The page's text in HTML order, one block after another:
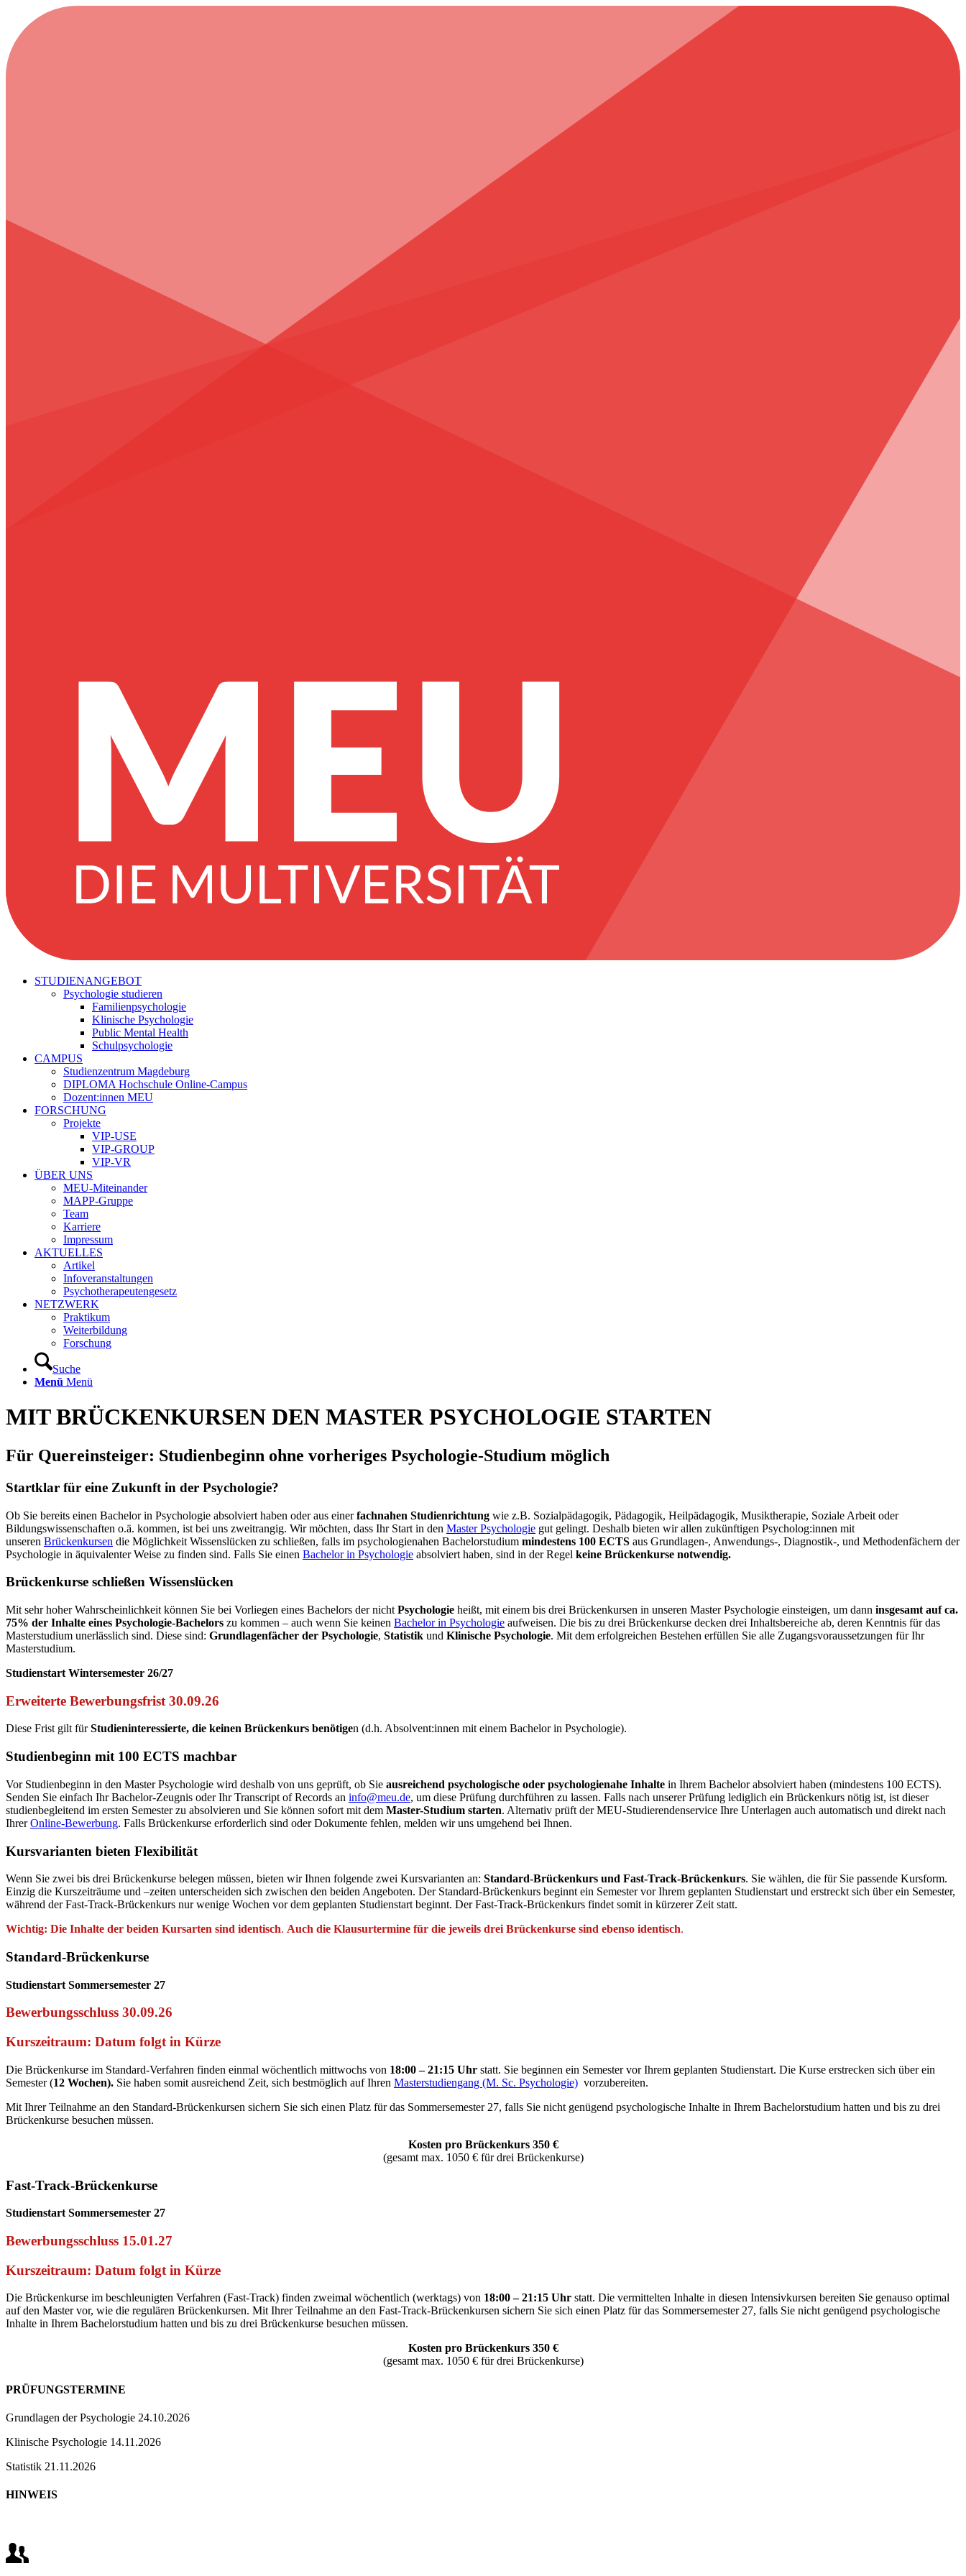
STUDIENANGEBOT
Psychologie studieren
Familienpsychologie
Klinische Psychologie
Public Mental Health
Schulpsychologie
CAMPUS
Studienzentrum Magdeburg
DIPLOMA Hochschule Online-Campus
Dozent:innen MEU
FORSCHUNG
Projekte
VIP-USE
VIP-GROUP
VIP-VR
ÜBER UNS
MEU-Miteinander
MAPP-Gruppe
Team
Karriere
Impressum
AKTUELLES
Artikel
Infoveranstaltungen
Psychotherapeutengesetz
NETZWERK
Praktikum
Weiterbildung
Forschung
Suche
Menü Menü
MIT BRÜCKENKURSEN DEN MASTER PSYCHOLOGIE STARTEN
Für Quereinsteiger: Studienbeginn ohne vorheriges Psychologie-Studium möglich
Startklar für eine Zukunft in der Psychologie?
Ob Sie bereits einen Bachelor in Psychologie absolviert haben oder aus einerfachnahen Studienrichtung wie z.B. Sozialpädagogik, Pädagogik, Heilpädagogik, Musiktherapie, Soziale Arbeit oder
Bildungswissenschaften o.ä. kommen, ist bei uns zweitrangig. Wir möchten, dass Ihr Start in den Master Psychologie gut gelingt. Deshalb bieten wir allen zukünftigen Psycholog:innen mit
unseren Brückenkursen die Möglichkeit Wissenslücken zu schließen, falls im psychologienahen Bachelorstudium mindestens 100 ECTS aus Grundlagen-, Anwendungs-, Diagnostik-, und Methodenfächern der
Psychologie in äquivalenter Weise zu finden sind. Falls Sie einen Bachelor in Psychologie absolviert haben, sind in der Regel keine Brückenkurse notwendig.
Brückenkurse schließen Wissenslücken
Mit sehr hoher Wahrscheinlichkeit können Sie bei Vorliegen eines Bachelors der nicht Psychologie heißt, mit einem bis drei Brückenkursen in unseren Master Psychologie einsteigen, um dann insgesamt auf ca.
75% der Inhalte eines Psychologie-Bachelors zu kommen – auch wenn Sie keinen Bachelor in Psychologie aufweisen. Die bis zu drei Brückenkurse decken drei Inhaltsbereiche ab, deren Kenntnis für das
Masterstudium unerlässlich sind. Diese sind: Grundlagenfächer der Psychologie, Statistik und Klinische Psychologie. Mit dem erfolgreichen Bestehen erfüllen Sie alle Zugangsvoraussetzungen für Ihr
Masterstudium.
Studienstart Wintersemester 26/27
Erweiterte Bewerbungsfrist 30.09.26
Diese Frist gilt fürStudieninteressierte, die keinen Brückenkurs benötigen (d.h. Absolvent:innen mit einem Bachelor in Psychologie).
Studienbeginn mit 100 ECTS machbar
Vor Studienbeginn in den Master Psychologie wird deshalb von uns geprüft, ob Sie ausreichend psychologische oder psychologienahe Inhalte in Ihrem Bachelor absolviert haben (mindestens 100 ECTS).
Senden Sie einfach Ihr Bachelor-Zeugnis oder Ihr Transcript of Records an info@meu.de, um diese Prüfung durchführen zu lassen. Falls nach unserer Prüfung lediglich ein Brückenkurs nötig ist, ist dieser
studienbegleitend im ersten Semester zu absolvieren und Sie können sofort mit dem Master-Studium starten. Alternativ prüft der MEU-Studierendenservice Ihre Unterlagen auch automatisch und direkt nach
IhrerOnline-Bewerbung. Falls Brückenkurse erforderlich sind oder Dokumente fehlen, melden wir uns umgehend bei Ihnen.
Kursvarianten bieten Flexibilität
Wenn Sie zwei bis drei Brückenkurse belegen müssen, bieten wir Ihnen folgende zwei Kursvarianten an: Standard-Brückenkurs und Fast-Track-Brückenkurs. Sie wählen, die für Sie passende Kursform.
Einzig die Kurszeiträume und –zeiten unterscheiden sich zwischen den beiden Angeboten. Der Standard-Brückenkurs beginnt ein Semester vor Ihrem geplanten Studienstart und erstreckt sich über ein Semester,
während der Fast-Track-Brückenkurs nur wenige Wochen vor dem geplanten Studienstart beginnt. Der Fast-Track-Brückenkurs findet somit in kürzerer Zeit statt.
Wichtig: Die Inhalte der beiden Kursarten sind identisch. Auch die Klausurtermine für die jeweils drei Brückenkurse sind ebenso identisch.
Standard-Brückenkurse
Studienstart Sommersemester 27
Bewerbungsschluss 30.09.26
Kurszeitraum: Datum folgt in Kürze
Die Brückenkurse im Standard-Verfahren finden einmal wöchentlich mittwochs von 18:00 – 21:15 Uhr statt. Sie beginnen ein Semester vor Ihrem geplanten Studienstart. Die Kurse erstrecken sich über ein
Semester (12 Wochen). Sie haben somit ausreichend Zeit, sich bestmöglich auf Ihren Masterstudiengang (M. Sc. Psychologie) vorzubereiten.
Mit Ihrer Teilnahme an den Standard-Brückenkursen sichern Sie sich einen Platz für das Sommersemester 27, falls Sie nicht genügend psychologische Inhalte in Ihrem Bachelorstudium hatten und bis zu drei
Brückenkurse besuchen müssen.
Kosten pro Brückenkurs 350 €
(gesamt max. 1050 € für drei Brückenkurse)
Fast-Track-Brückenkurse
Studienstart Sommersemester 27
Bewerbungsschluss 15.01.27
Kurszeitraum: Datum folgt in Kürze
Die Brückenkurse im beschleunigten Verfahren (Fast-Track) finden zweimal wöchentlich (werktags) von 18:00 – 21:15 Uhr statt. Die vermittelten Inhalte in diesen Intensivkursen bereiten Sie genauso optimal
auf den Master vor, wie die regulären Brückenkursen. Mit Ihrer Teilnahme an den Fast-Track-Brückenkursen sichern Sie sich einen Platz für das Sommersemester 27, falls Sie nicht genügend psychologische
Inhalte in Ihrem Bachelorstudium hatten und bis zu drei Brückenkurse besuchen müssen.
Kosten pro Brückenkurs 350 €
(gesamt max. 1050 € für drei Brückenkurse)
PRÜFUNGSTERMINE
Grundlagen der Psychologie 24.10.2026
Klinische Psychologie 14.11.2026
Statistik 21.11.2026
HINWEIS